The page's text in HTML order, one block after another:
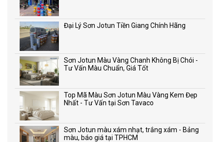
Đại Lý Sơn Jotun Tiền Giang Chính Hãng
Sơn Jotun Màu Vàng Chanh Không Bị Chói -
Tư Vấn Màu Chuẩn, Giá Tốt
Top Mã Màu Sơn Jotun Màu Vàng Kem Đẹp
Nhất - Tư Vấn tại Sơn Tavaco
Sơn Jotun màu xám nhạt, trắng xám - Bảng
màu, báo giá tại TPHCM